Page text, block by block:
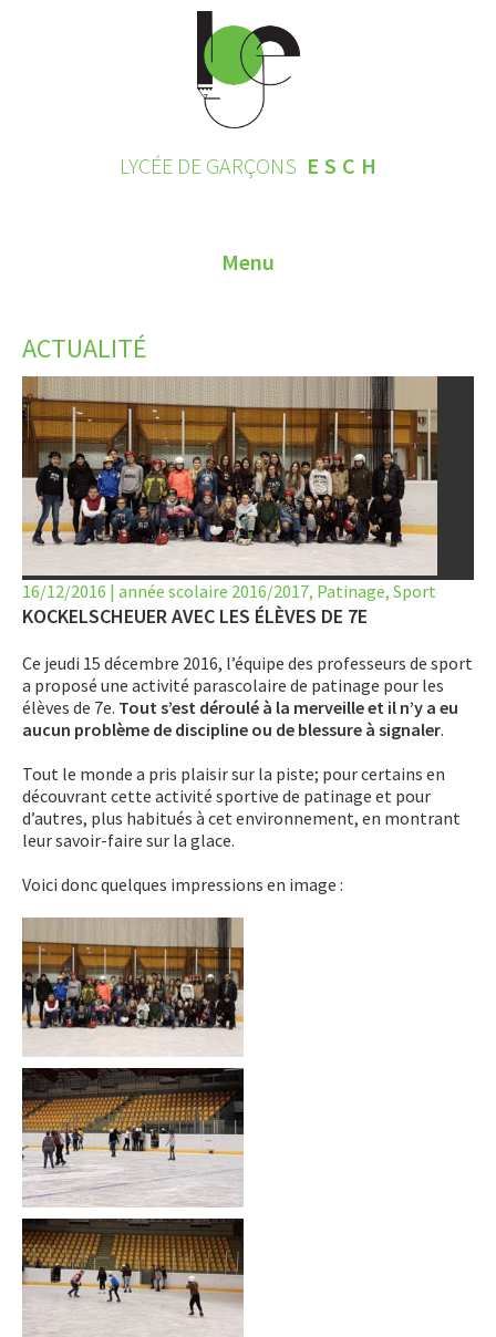
LYCÉE DE GARÇONS ESCH
Menu
CONTACT
INSCRIPTIONS 2026
LE LYCÉE
LET’S GO SCIENCE
AGENDA
ACTIVITÉS
SERVICES
APPRENTISSAGE
APPLIS
ACTUALITÉ
16/12/2016 | année scolaire 2016/2017, Patinage, Sport
KOCKELSCHEUER AVEC LES ÉLÈVES DE 7E
Ce jeudi 15 décembre 2016, l’équipe des professeurs de sport
a proposé une activité parascolaire de patinage pour les
élèves de 7e. Tout s’est déroulé à la merveille et il n’y a eu
aucun problème de discipline ou de blessure à signaler.
Tout le monde a pris plaisir sur la piste; pour certains en
découvrant cette activité sportive de patinage et pour
d’autres, plus habitués à cet environnement, en montrant
leur savoir-faire sur la glace.
Voici donc quelques impressions en image :